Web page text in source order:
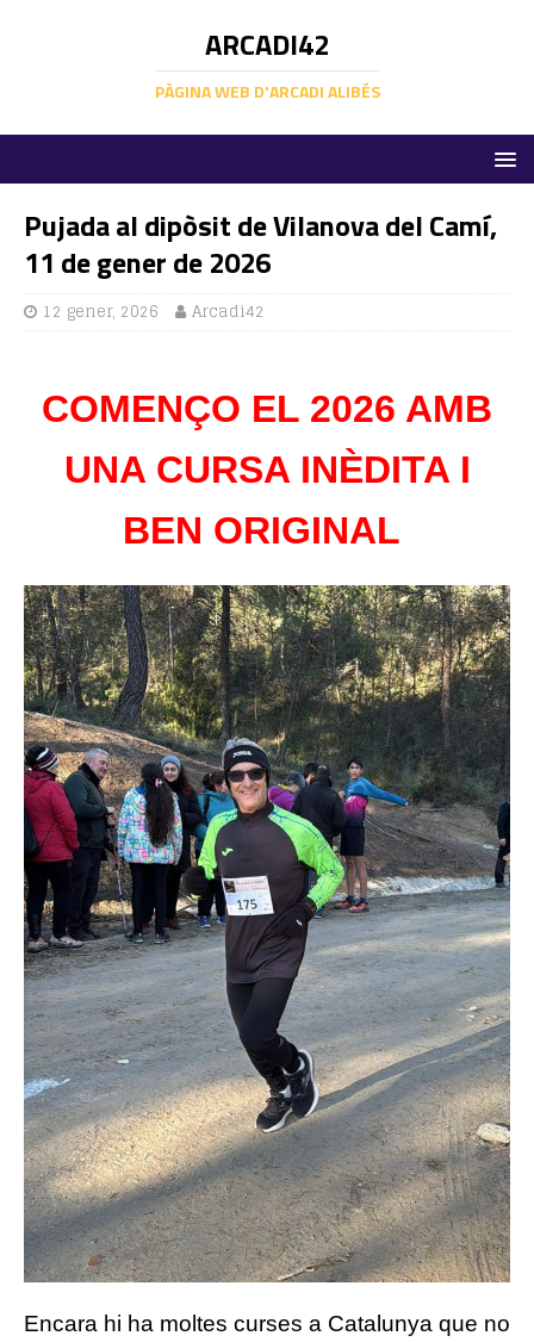
ARCADI42
PÀGINA WEB D'ARCADI ALIBÉS
Pujada al dipòsit de Vilanova del Camí,
11 de gener de 2026
12 gener, 2026 Arcadi42
COMENÇO EL 2026 AMB
UNA CURSA INÈDITA I
BEN ORIGINAL
Encara hi ha moltes curses a Catalunya que no